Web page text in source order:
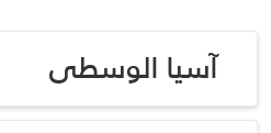
آسيا الوسطى